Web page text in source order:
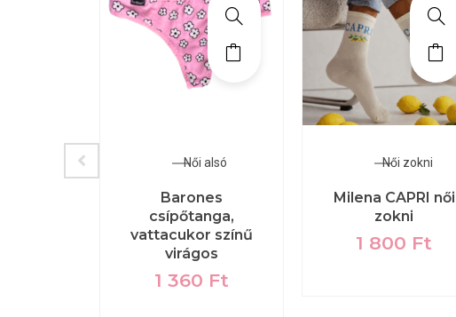
Női alsó
Barones
csípőtanga,
vattacukor színű
virágos
1 360 Ft
Női zokni
Milena CAPRI női
zokni
1 800 Ft